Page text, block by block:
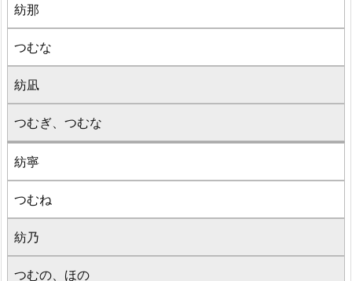
紡那
つむな
紡凪
つむぎ、つむな
紡寧
つむね
紡乃
つむの、ほの